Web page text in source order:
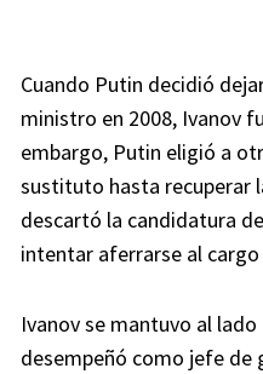
Cuando Putin decidió
ministro en 2008, Ivanov
embargo, Putin eligió a
sustituto hasta recuperar
descartó la candidatura
intentar aferrarse al cargo
Ivanov se mantuvo al
desempeñó como jefe de